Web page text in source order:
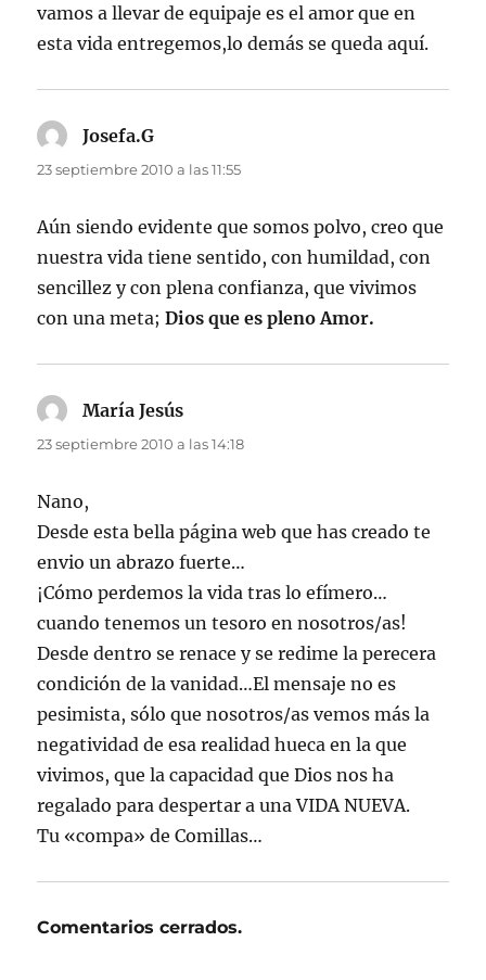
vamos a llevar de equipaje es el amor que en
esta vida entregemos,lo demás se queda aquí.
Josefa.G
23 septiembre 2010 a las 11:55
Aún siendo evidente que somos polvo, creo que
nuestra vida tiene sentido, con humildad, con
sencillez y con plena confianza, que vivimos
con una meta; Dios que es pleno Amor.
María Jesús
23 septiembre 2010 a las 14:18
Nano,
Desde esta bella página web que has creado te
envio un abrazo fuerte…
¡Cómo perdemos la vida tras lo efímero…
cuando tenemos un tesoro en nosotros/as!
Desde dentro se renace y se redime la perecera
condición de la vanidad…El mensaje no es
pesimista, sólo que nosotros/as vemos más la
negatividad de esa realidad hueca en la que
vivimos, que la capacidad que Dios nos ha
regalado para despertar a una VIDA NUEVA.
Tu «compa» de Comillas…
Comentarios cerrados.